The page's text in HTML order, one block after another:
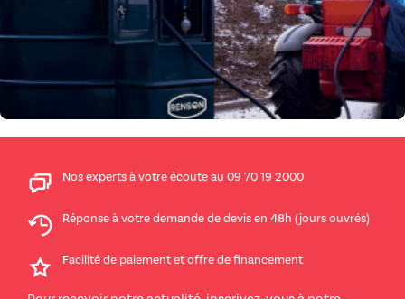
Nos experts à votre écoute au 09 70 19 2000
Réponse à votre demande de devis en 48h (jours ouvrés)
Facilité de paiement et offre de financement